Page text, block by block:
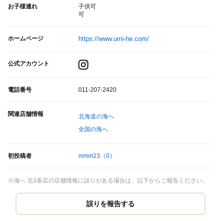
お子様連れ
子供可
可
ホームページ https://www.umi-he.com/
公式アカウント
電話番号 011-207-2420
関連店舗情報
北海道の海へ
全国の海へ
初投稿者 mmm23 （0）
※海へ 北3条店の店舗情報に誤りがある場合は、以下からご報告ください。
誤りを報告する